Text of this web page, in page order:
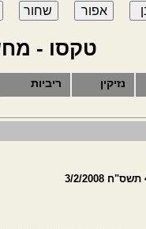
טקסו -
נזיקין ריביות